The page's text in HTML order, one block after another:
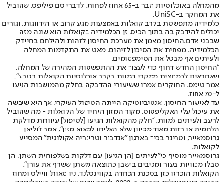
מהמחלה באוכלוסיות הבר ב-65 אחוז לפחות, לדברי סם פיליפס, שהוביל
את המחקר ב-UniSC.
כלמידיה מתפשטת בקרב קואלות באמצעות מגע קרוב או הזדווגות, וגורים
יכולים להידבק בה בתוך הכיס. זן הכלמידיה בקואלות הוא שונה מזה
שבבני אדם.החיסון מאמן את מערכת החיסון לזהות ולהילחם בחיידק
הכלמידיה, מפחית את הסיכון לזיהום, מאט את התקדמות המחלה
ולעיתים אף מבטל את הסימפטומים.
"החיסון החדש דחוף כדי לעצור את ההתפשטות המהירה של המחלה,
שאחראית לכמחצית ממקרי המוות בקרב אוכלוסיות הקואלות בטבע",
אמר טימס. החוקרים אמרו ששיעורי ההדבקה בחלק מהמושבות הגיעו
ל-70 אחוז.
עד לאישור החיסון, אנטיביוטיקה הייתה הטיפול העיקרי, אך היא שיבשה
את עיכול עלי האקליפטוס, מקור המזון היחיד של הקואלות - מה שהוביל
לרעב ולעיתים למוות. "חלק מהקואלות הגיעו [לטיפול] עיוורות מדלקת
הלחמית או רזות מאוד מכיוון שלא הצליחו למצוא מזון", אמר ז'וליאן
גרוסמאייר, וטרינר בכיר בארגון "אנדבור וטרינריה אקולוגית" המסייע
לקואלות.
גרוסמאייר מוסיף כי"לעיתים [הן הגיעו] עם דלקות בשלפוחית השתן, הן
סבלו מכוויות בעור ומכיבים בישבן כתוצאה משתן ששרף את עורן".
הקואלות הוכרזו כזן בסכנת הכחדה בקווינסלנד, ניו סאות' וויילס ומחוז